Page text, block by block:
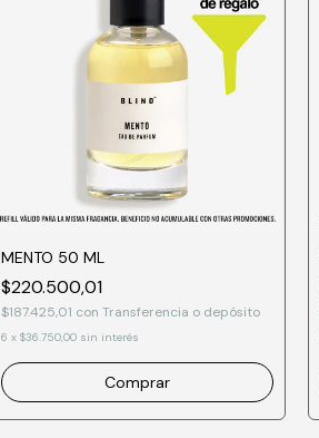
MENTO 50 ML
$220.500,01
$187.425,01 con Transferencia o depósito
6 x$36.750,00 sin interés
Comprar